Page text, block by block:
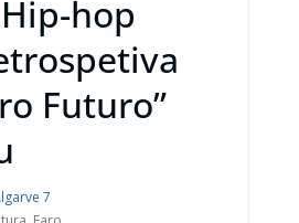
hop
Futuro”
7